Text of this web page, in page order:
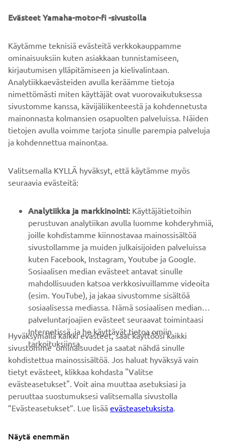
B2B
YAMAHA MUUALLA
ASIAKASTUKI
UUTISKIRJE
Ole ensimmäinen, joka kuulee uusimmista tarjouksista,
erikoistapahtumista, uusista julkaisuista ja paljon muuta...
TILAA
Lue tietosuojakäytäntömme saadaksesi tietää, miten
käsittelemme henkilötietojasi:
Tietosuoja ja evästeet -sivustolta
Evästeet Yamaha-motor-fi -sivustolla
Käytämme teknisiä evästeitä verkkokauppamme
ominaisuuksiin kuten asiakkaan tunnistamiseen,
kirjautumisen ylläpitämiseen ja kielivalintaan.
Analytiikkaevästeiden avulla keräämme tietoja
nimettömästi miten käyttäjät ovat vuorovaikutuksessa
sivustomme kanssa, kävijäliikenteestä ja kohdennetusta
mainonnasta kolmansien osapuolten palveluissa. Näiden
tietojen avulla voimme tarjota sinulle parempia palveluja
ja kohdennettua mainontaa.
Valitsemalla KYLLÄ hyväksyt, että käytämme myös
seuraavia evästeitä:
Analytiikka ja markkinointi: Käyttäjätietoihin
perustuvan analytiikan avulla luomme kohderyhmiä,
joille kohdistamme kiinnostavaa mainossisältöä
sivustollamme ja muiden julkaisijoiden palveluissa
kuten Facebook, Instagram, Youtube ja Google.
Sosiaalisen median evästeet antavat sinulle
mahdollisuuden katsoa verkkosivuillamme videoita
(esim. YouTube), ja jakaa sivustomme sisältöä
sosiaalisessa mediassa. Nämä sosiaalisen median
palveluntarjoajien evästeet seuraavat toimintaasi
Internetissä, ja he käyttävät tietoa omiin
tarkoituksiinsa.
Hyväksymällä kaikki evästeet, saat käyttöösi kaikki
sivustomme ominaisuudet ja saatat nähdä sinulle
kohdistettua mainossisältöä. Jos haluat hyväksyä vain
tietyt evästeet, klikkaa kohdasta "Valitse
evästeasetukset". Voit aina muuttaa asetuksiasi ja
peruuttaa suostumuksesi valitsemalla sivustolla
”Evästeasetukset”. Lue lisää evästeasetuksista.
Näytä enemmän